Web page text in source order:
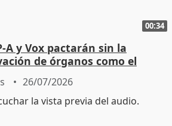
00:34
A y Vox pactarán sin la
de órganos como el
26/07/2026